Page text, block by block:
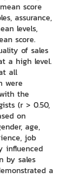
score
assurance,
levels,
score.
of sales
a high level.
all
were
the
(r > 0.50,
on
age,
job
influenced
by sales
a